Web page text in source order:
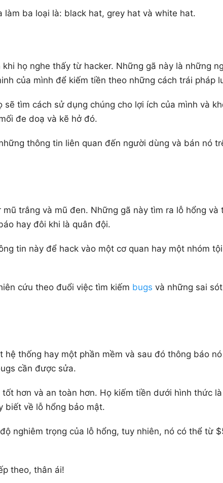
ba loại là: black hat, grey hat và white hat.
họ nghe thấy từ hacker. Những gã này là những
của mình để kiếm tiền theo những cách trái pháp
tìm cách sử dụng chúng cho lợi ích của mình và
đe doạ và kẽ hở đó.
thông tin liên quan đến người dùng và bán nó
trắng và mũ đen. Những gã này tìm ra lỗ hổng và
hay đôi khi là quân đội.
tin này để hack vào một cơ quan hay một nhóm tội
cứu theo đuổi việc tìm kiếm bugs và những sai
thống hay một phần mềm và sau đó thông báo
cần được sửa.
hơn và an toàn hơn. Họ kiếm tiền dưới hình thức
biết về lỗ hổng bảo mật.
nghiêm trọng của lỗ hổng, tuy nhiên, nó có thể từ
theo, thân ái!